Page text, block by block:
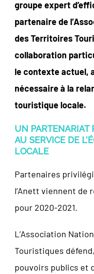
groupe expert
partenaire de
des Territoires
collaboration
le contexte actuel,
nécessaire à la
touristique locale.
UN PARTENARIAT
AU SERVICE DE
LOCALE
Partenaires
l’Anett viennent de
pour 2020-2021.
L’Association
Touristiques
pouvoirs publics et